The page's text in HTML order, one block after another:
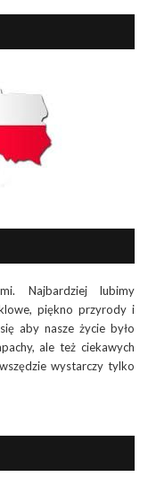
Najbardziej lubimy
piękno przyrody i
aby nasze życie było
ale też ciekawych
wystarczy tylko